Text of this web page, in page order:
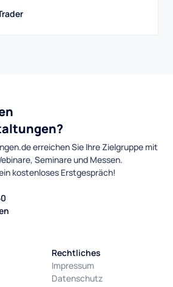
Ihnen die Aktien mit großem
erreichen Sie Ihre Zielgruppe mit
Seminare und Messen.
kostenloses Erstgespräch!
Rechtliches
Impressum
Datenschutz